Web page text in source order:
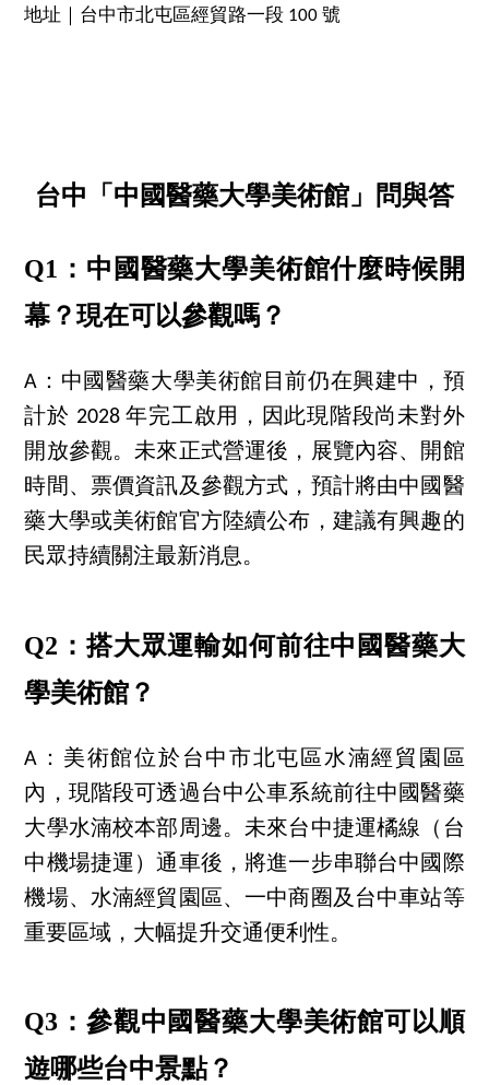
地址｜台中市北屯區經貿路一段 100 號
台中「中國醫藥大學美術館」問與答
Q1：中國醫藥大學美術館什麼時候開
幕？現在可以參觀嗎？
A：中國醫藥大學美術館目前仍在興建中，預
計於 2028 年完工啟用，因此現階段尚未對外
開放參觀。未來正式營運後，展覽內容、開館
時間、票價資訊及參觀方式，預計將由中國醫
藥大學或美術館官方陸續公布，建議有興趣的
民眾持續關注最新消息。
Q2：搭大眾運輸如何前往中國醫藥大
學美術館？
A：美術館位於台中市北屯區水湳經貿園區
內，現階段可透過台中公車系統前往中國醫藥
大學水湳校本部周邊。未來台中捷運橘線（台
中機場捷運）通車後，將進一步串聯台中國際
機場、水湳經貿園區、一中商圈及台中車站等
重要區域，大幅提升交通便利性。
Q3：參觀中國醫藥大學美術館可以順
遊哪些台中景點？